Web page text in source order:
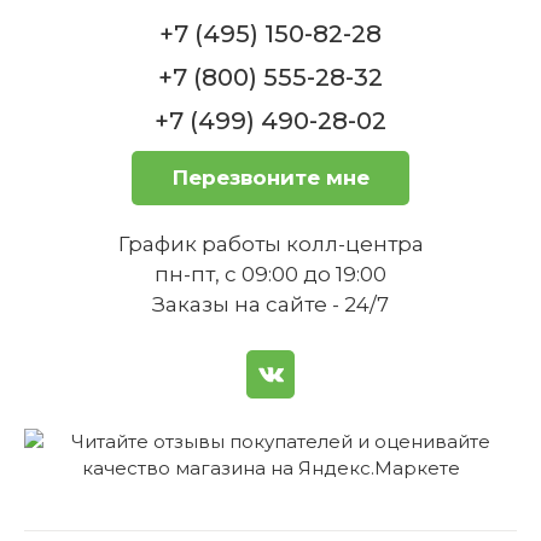
Чашка для мокко высокая 0,09 л белая
Meran Seltmann Weiden
Нет в наличии
Чашка для мокко белая Meran Seltmann
Нет в наличии
Как правильно ухаживать за
тарелкой, чтобы она долго
сохраняла свой вид?
для подачи горячих блюд?
+7 (495) 150-82-28
+7 (800) 555-28-32
+7 (499) 490-28-02
Перезвоните мне
График работы колл-центра
пн-пт, с 09:00 до 19:00
Заказы на сайте - 24/7